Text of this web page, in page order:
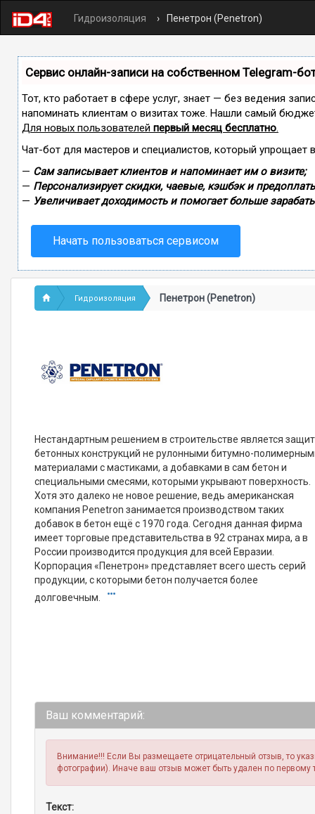
Гидроизоляция Пенетрон (Penetron)
Сервис онлайн-записи на собственном Telegram-
Тот, кто работает в сфере услуг, знает — без ведения
напоминать клиентам о визитах тоже. Нашли самый
Для новых пользователей первый месяц бесплатно.
Чат-бот для мастеров и специалистов, который упрощает
— Сам записывает клиентов и напоминает им о визите;
— Персонализирует скидки, чаевые, кэшбэк и
— Увеличивает доходимость и помогает больше
Начать пользоваться сервисом
Гидроизоляция Пенетрон (Penetron)
Нестандартным решением в строительстве является
бетонных конструкций не рулонными битумно-
материалами с мастиками, а добавками в сам бетон и
специальными смесями, которыми укрывают поверхность.
Хотя это далеко не новое решение, ведь американская
компания Penetron занимается производством таких
добавок в бетон ещё с 1970 года. Сегодня данная фирма
имеет торговые представительства в 92 странах мира, а в
России производится продукция для всей Евразии.
Корпорация «Пенетрон» представляет всего шесть серий
продукции, с которыми бетон получается более
долговечным.
Ваш комментарий:
Внимание!!! Если Вы размещаете отрицательный отзыв, то
фотографии). Иначе ваш отзыв может быть удален по первому
Текст: